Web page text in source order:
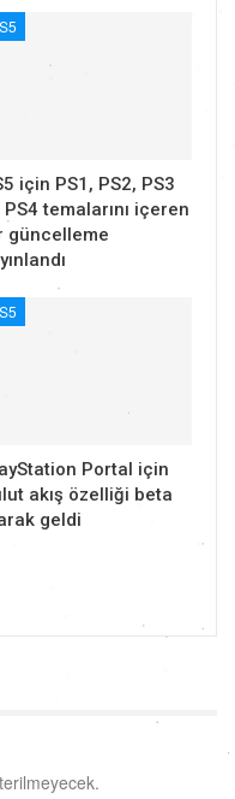
için PS1, PS2, PS3
PS4 temalarını içeren
güncelleme
Portal için
akış özelliği beta
geldi